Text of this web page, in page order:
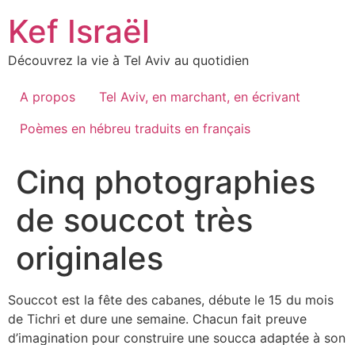
content
Kef Israël
Découvrez la vie à Tel Aviv au quotidien
A propos
Tel Aviv, en marchant, en écrivant
Poèmes en hébreu traduits en français
Cinq photographies
de souccot très
originales
Souccot est la fête des cabanes, débute le 15 du mois
de Tichri et dure une semaine. Chacun fait preuve
d’imagination pour construire une soucca adaptée à son